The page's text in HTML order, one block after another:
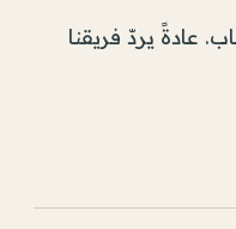
عادةً يردّ فريقنا